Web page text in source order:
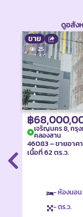
ดูอสัง
ขาย
25
฿
เจริญนคร 8, กรุ
คลองสาน
46083 – ขายอา
เนื้อที่ 62 ตร.ว.
- ห้องนอน
- ตร.ว.